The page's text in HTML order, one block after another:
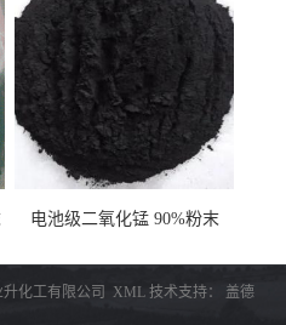
电池级二氧化锰 90%粉末
化工有限公司 XML 技术支持： 盖德